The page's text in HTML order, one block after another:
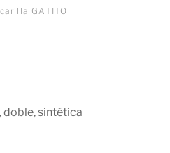
GATITO
doble, sintética